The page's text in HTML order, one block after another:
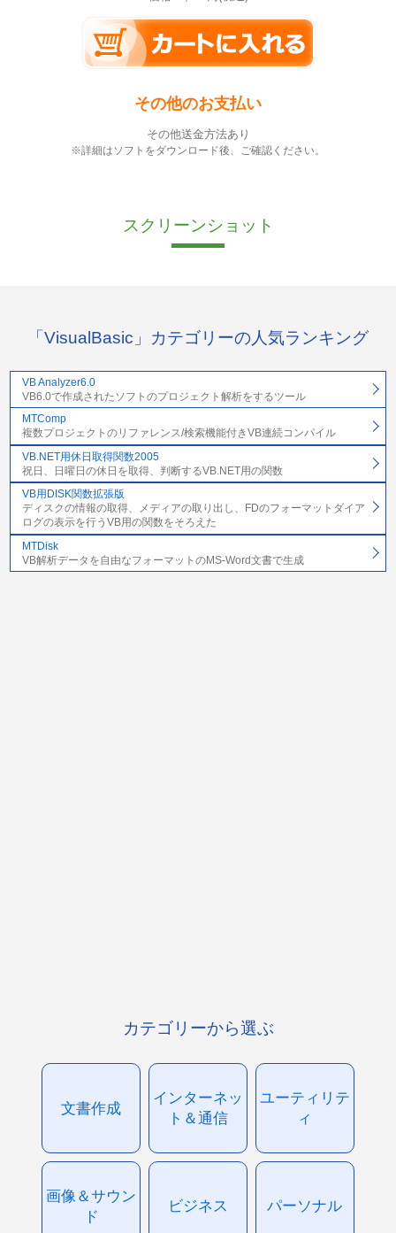
その他のお支払い
その他送金方法あり
※詳細はソフトをダウンロード後、ご確認ください。
スクリーンショット
「VisualBasic」カテゴリーの人気ランキング
VB Analyzer6.0
VB6.0で作成されたソフトのプロジェクト解析をするツール
MTComp
複数プロジェクトのリファレンス/検索機能付きVB連続コンパイル
VB.NET用休日取得関数2005
祝日、日曜日の休日を取得、判断するVB.NET用の関数
VB用DISK関数拡張版
ディスクの情報の取得、メディアの取り出し、FDのフォーマットダイア
ログの表示を行うVB用の関数をそろえた
MTDisk
VB解析データを自由なフォーマットのMS-Word文書で生成
カテゴリーから選ぶ
文書作成
インターネッ
ト＆通信
ユーティリテ
ィ
画像＆サウン
ド
ビジネス パーソナル